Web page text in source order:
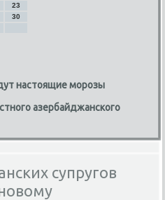
23
30
настоящие морозы
азербайджанского
супругов